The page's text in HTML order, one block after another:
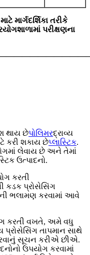
માર્ગદર્શિકા તરીકે
પરીક્ષણના
થાય છેપોલિમરદ્રાવ્ય
કરી શકાય છેપ્લાસ્ટિક.
લેવાય છે અને તેમાં
ઉત્પાદનો.
કરતી
કડક પ્રોસેસિંગ
ભલામણ કરવામાં આવે
કરતી વખતે, અમે વધુ
પ્રોસેસિંગ તાપમાન સાથે
સૂચન કરીએ છીએ.
ઉપયોગ કરવામાં